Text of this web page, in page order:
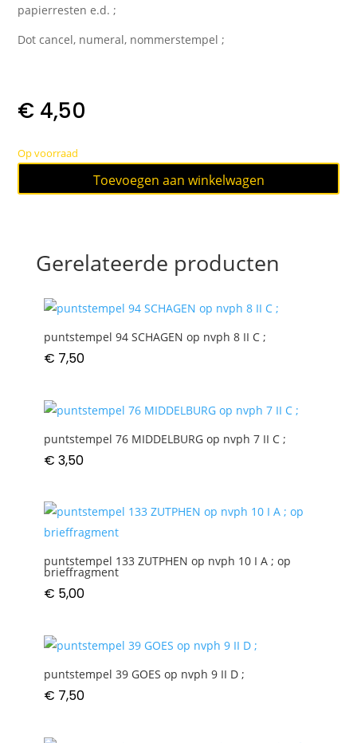
papierresten e.d. ;
Dot cancel, numeral, nommerstempel ;
€ 4,50
Op voorraad
76
aantal
Toevoegen aan winkelwagen
Gerelateerde producten
puntstempel 94 SCHAGEN op nvph 8 II C ;
€ 7,50
puntstempel 76 MIDDELBURG op nvph 7 II C ;
€ 3,50
puntstempel 133 ZUTPHEN op nvph 10 I A ; op
brieffragment
€ 5,00
puntstempel 39 GOES op nvph 9 II D ;
€ 7,50